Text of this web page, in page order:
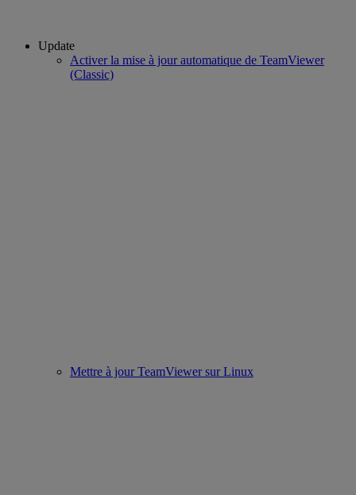
Update
Activer la mise à jour automatique de TeamViewer
(Classic)
Mettre à jour TeamViewer sur Linux